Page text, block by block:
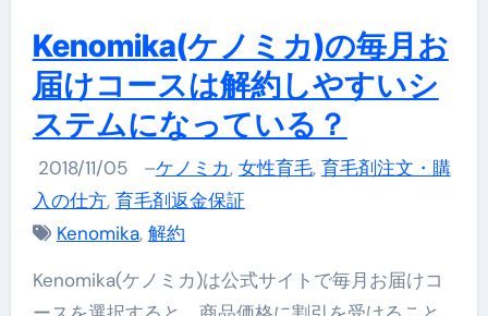
Kenomika(ケノミカ)の毎月お
届けコースは解約しやすいシ
ステムになっている？
2018/11/05 –ケノミカ, 女性育毛, 育毛剤注文・購
入の仕方, 育毛剤返金保証
Kenomika, 解約
Kenomika(ケノミカ)は公式サイトで毎月お届けコ